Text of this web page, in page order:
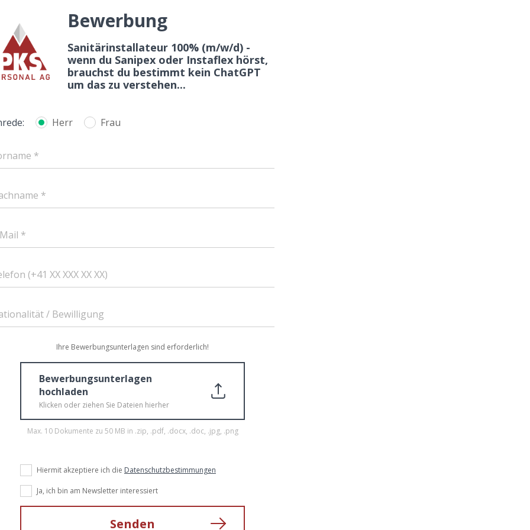
Bewerbung
Sanitärinstallateur 100% (m/w/d) -
wenn du Sanipex oder Instaflex hörst,
brauchst du bestimmt kein ChatGPT
um das zu verstehen...
Herr Frau
*
*
*
(+41 XX XXX XX XX)
/ Bewilligung
Ihre Bewerbungsunterlagen sind erforderlich!
Bewerbungsunterlagen
hochladen
Klicken oder ziehen Sie Dateien hierher
Max. 10 Dokumente zu 50 MB in .zip, .pdf, .docx, .doc, .jpg, .png
Hiermit akzeptiere ich die Datenschutzbestimmungen
Ja, ich bin am Newsletter interessiert
Senden